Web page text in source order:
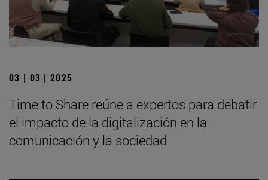
03 | 03 | 2025
Time to Share reúne a expertos para debatir
el impacto de la digitalización en la
comunicación y la sociedad